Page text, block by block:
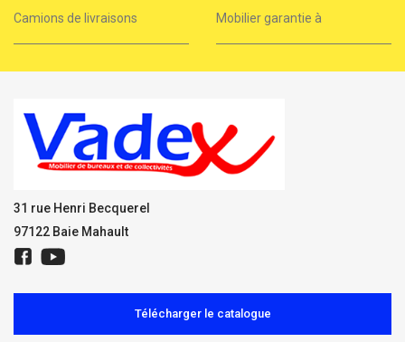
3
Camions de livraisons Mobilier garantie à
31 rue Henri Becquerel
97122 Baie Mahault
Télécharger le catalogue